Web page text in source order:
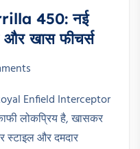
450: नई
और खास फीचर्स
Enfield Interceptor
लोकप्रिय है, खासकर
स्टाइल और दमदार